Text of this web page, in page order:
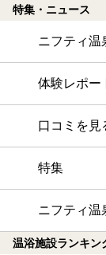
特集・ニュース
ニフティ温
体験レポー
口コミを見
特集
ニフティ温
温浴施設ランキン